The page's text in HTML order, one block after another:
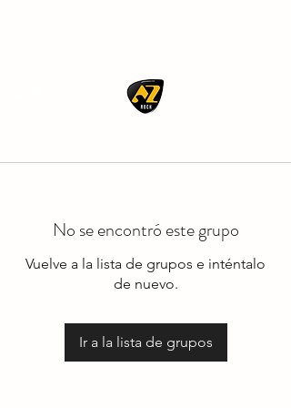
No se encontró este grupo
Vuelve a la lista de grupos e inténtalo
de nuevo.
Ir a la lista de grupos